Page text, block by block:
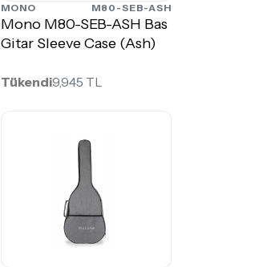
MONO M80-SEB-ASH
Mono M80-SEB-ASH Bas
Gitar Sleeve Case (Ash)
Tükendi9,945 TL